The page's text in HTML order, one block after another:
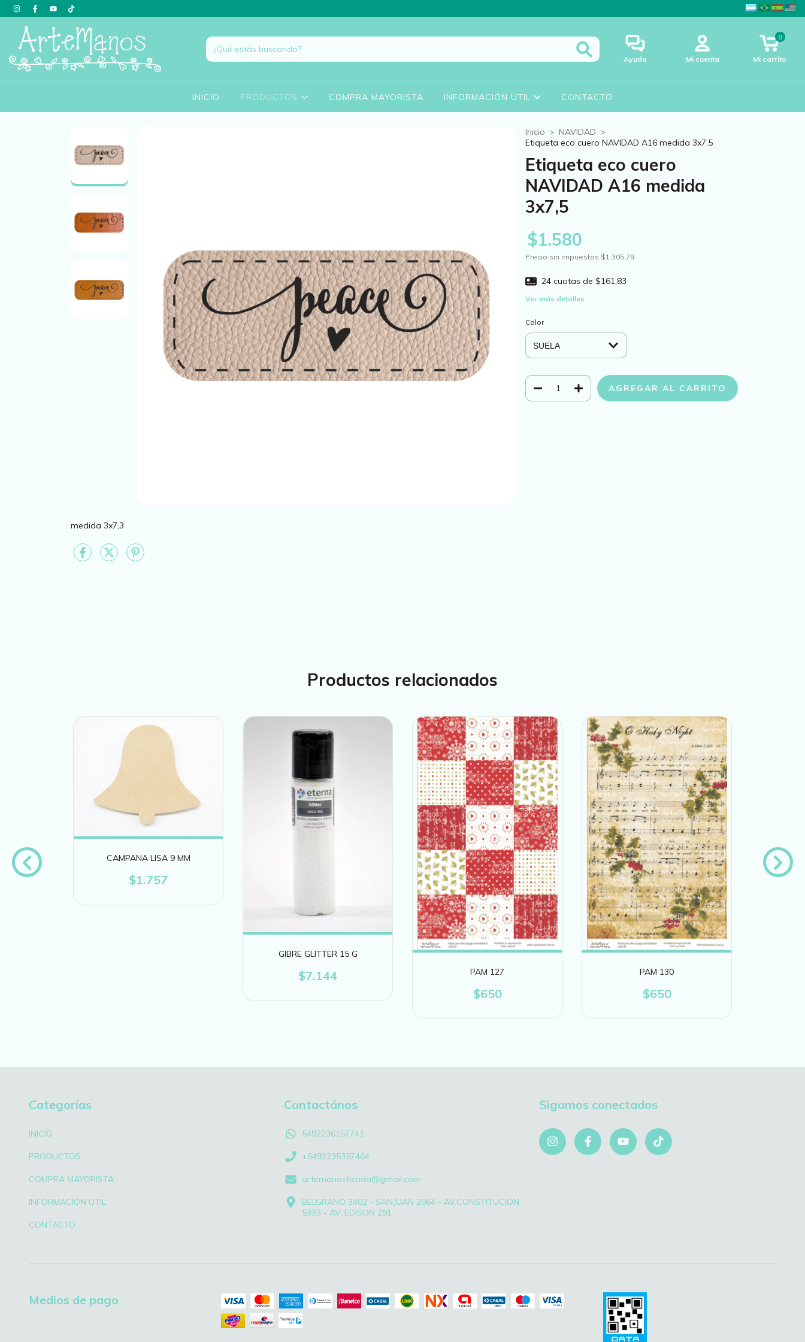
Ayuda Mi cuenta Mi carrito
0
INICIO PRODUCTOS COMPRA MAYORISTA INFORMACIÓN UTIL CONTACTO
medida 3x7,3
Inicio > NAVIDAD >
Etiqueta eco cuero NAVIDAD A16 medida 3x7,5
Etiqueta eco cuero
NAVIDAD A16 medida
3x7,5
$1.580
Precio sin impuestos $1.305,79
24 cuotas de $161,83
Ver más detalles
Color
Productos relacionados
CAMPANA LISA 9 MM
$1.757
GIBRE GLITTER 15 G
$7.144 PAM 127
$650
PAM 130
$650
Categorías
INICIO
PRODUCTOS
COMPRA MAYORISTA
INFORMACIÓN UTIL
CONTACTO
Contactános
5492236157741
+5492235357464
artemanostienda@gmail.com
BELGRANO 3402 - SANJUAN 2064 - AV.CONSTITUCION
5333 - AV. EDISON 291
Sigamos conectados
Medios de pago